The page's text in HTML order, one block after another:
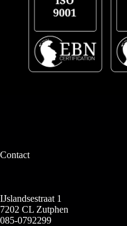
Contact
IJslandsestraat 1
7202 CL Zutphen
085-0792299